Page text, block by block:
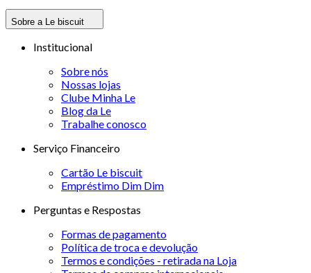
Sobre a Le biscuit
Institucional
Sobre nós
Nossas lojas
Clube Minha Le
Blog da Le
Trabalhe conosco
Serviço Financeiro
Cartão Le biscuit
Empréstimo Dim Dim
Perguntas e Respostas
Formas de pagamento
Política de troca e devolução
Termos e condições - retirada na Loja